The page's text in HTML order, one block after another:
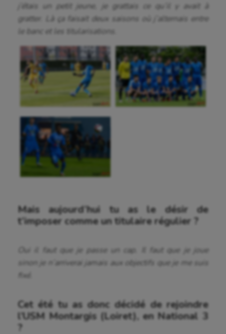
j’étais un petit jeune, je grattais ce qu’il y avait à
gratter. Là ça faisait deux saisons où j’alternais entre
le banc et les titularisations.
Mais aujourd’hui tu as le désir de
t’imposer comme un titulaire régulier ?
Oui il faut que je passe un cap. Il faut que je joue
sinon je n’arriverai jamais aux objectifs que je me suis
fixé.
Cet été tu as donc décidé de rejoindre
l’USM Montargis (Loiret), en National 3
?